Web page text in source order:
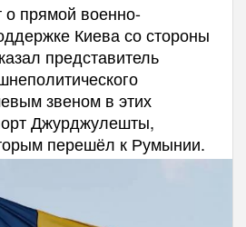
о прямой военно-
Киева со стороны
представитель
звеном в этих
Джурджулешты,
перешёл к Румынии.